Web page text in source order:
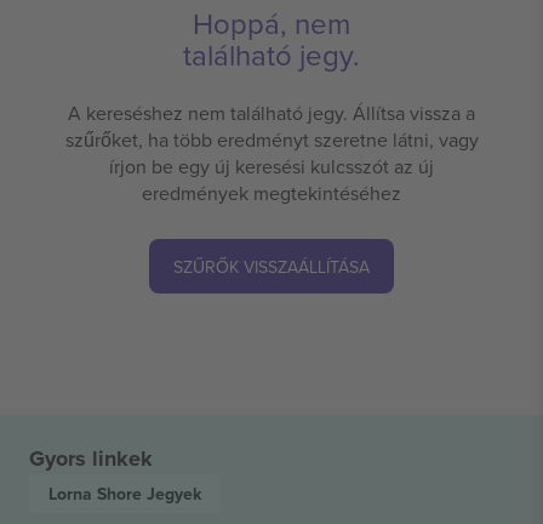
Hoppá, nem
található jegy.
A kereséshez nem található jegy. Állítsa vissza a
szűrőket, ha több eredményt szeretne látni, vagy
írjon be egy új keresési kulcsszót az új
eredmények megtekintéséhez
SZŰRŐK VISSZAÁLLÍTÁSA
Gyors linkek
Lorna Shore Jegyek